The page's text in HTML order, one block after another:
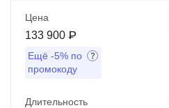
Цена
133 900 ₽
Ещё -5% по
промокоду
Длительность